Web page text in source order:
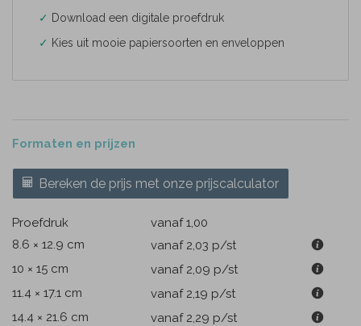
✓ Download een digitale proefdruk
✓ Kies uit mooie papiersoorten en enveloppen
Formaten en prijzen
Bereken de prijs met onze prijscalculator
Proefdruk
vanaf 1,00
8.6 × 12.9 cm
vanaf 2,03 p/st
10 × 15 cm
vanaf 2,09 p/st
11.4 × 17.1 cm
vanaf 2,19 p/st
14.4 × 21.6 cm
vanaf 2,29 p/st